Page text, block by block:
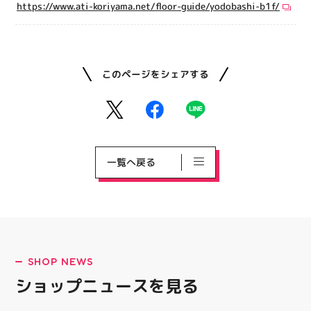
https://www.ati-koriyama.net/floor-guide/yodobashi-b1f/
このページをシェアする
一覧へ戻る
SHOP NEWS
ショップニュースを見る